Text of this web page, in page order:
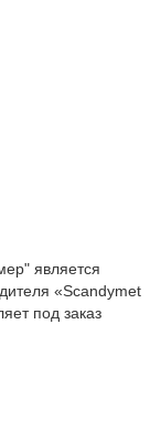
является
«Scandymet
под заказ